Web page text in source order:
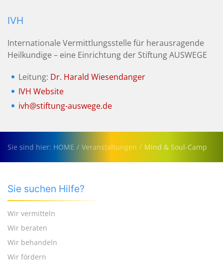
IVH
Internationale Vermittlungsstelle für herausragende
Heilkundige – eine Einrichtung der Stiftung AUSWEGE
Leitung: Dr. Harald Wiesendanger
IVH Website
ivh@stiftung-auswege.de
Sie sind hier: HOME Veranstaltungen Mind & Soul-Camp
Sie suchen Hilfe?
Wir vermitteln
Wir beraten
Wir behandeln
Wir fördern